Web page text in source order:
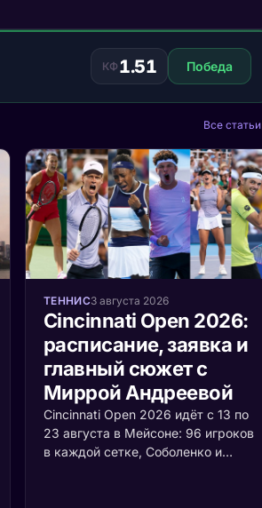
КФ 1.51 Победа
Все статьи
ТЕННИС3 августа 2026
Cincinnati Open 2026:
расписание, заявка и
главный сюжет с
Миррой Андреевой
Cincinnati Open 2026 идёт с 13 по
23 августа в Мейсоне: 96 игроков
в каждой сетке, Соболенко и